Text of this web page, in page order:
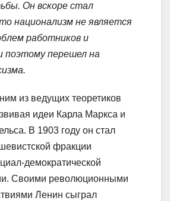
Он вскоре стал
национализм не является
работников и
поэтому перешел на
из ведущих теоретиков
идеи Карла Маркса и
В 1903 году он стал
фракции
демократической
Своими революционными
Ленин сыграл